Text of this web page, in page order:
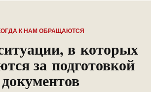
К НАМ ОБРАЩАЮТСЯ
в которых
за подготовкой
документов